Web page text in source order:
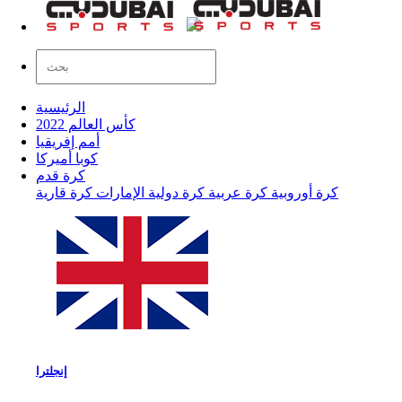
الرئيسية
كأس العالم 2022
أمم إفريقيا
كوبا أميركا
كرة قدم
كرة أوروبية كرة عربية كرة دولية الإمارات كرة قارية
إنجلترا